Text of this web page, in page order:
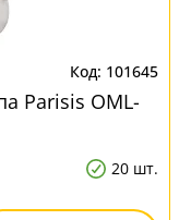
101645
Parisis OML-
20 шт.